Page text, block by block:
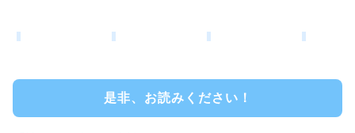
是非、お読みください！